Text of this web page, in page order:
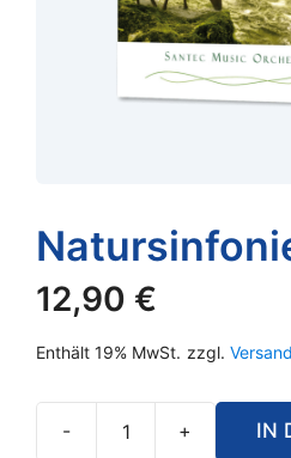
12,90 €
Enthält 19% MwSt. zzgl. Versand
- + IN